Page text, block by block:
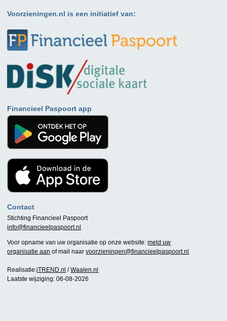
Voorzieningen.nl is een initiatief van:
Financieel Paspoort app
Contact
Stichting Financieel Paspoort
info@financieelpaspoort.nl
Voor opname van uw organisatie op onze website:meld uw
organisatie aan of mail naarvoorzieningen@financieelpaspoort.nl
Realisatie:iTREND.nl /Waalen.nl
Laatste wijziging: 06-08-2026